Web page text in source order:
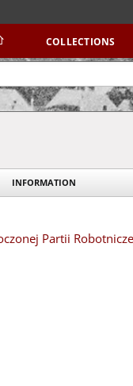
COLLECTIONS
INFORMATION
Partii